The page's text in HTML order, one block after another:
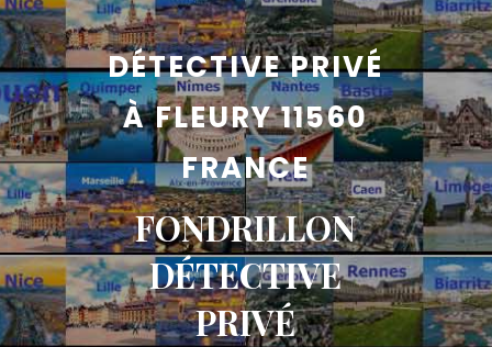
DÉTECTIVE PRIVÉ
À FLEURY 11560
FRANCE
FONDRILLON
DÉTECTIVE
PRIVÉ